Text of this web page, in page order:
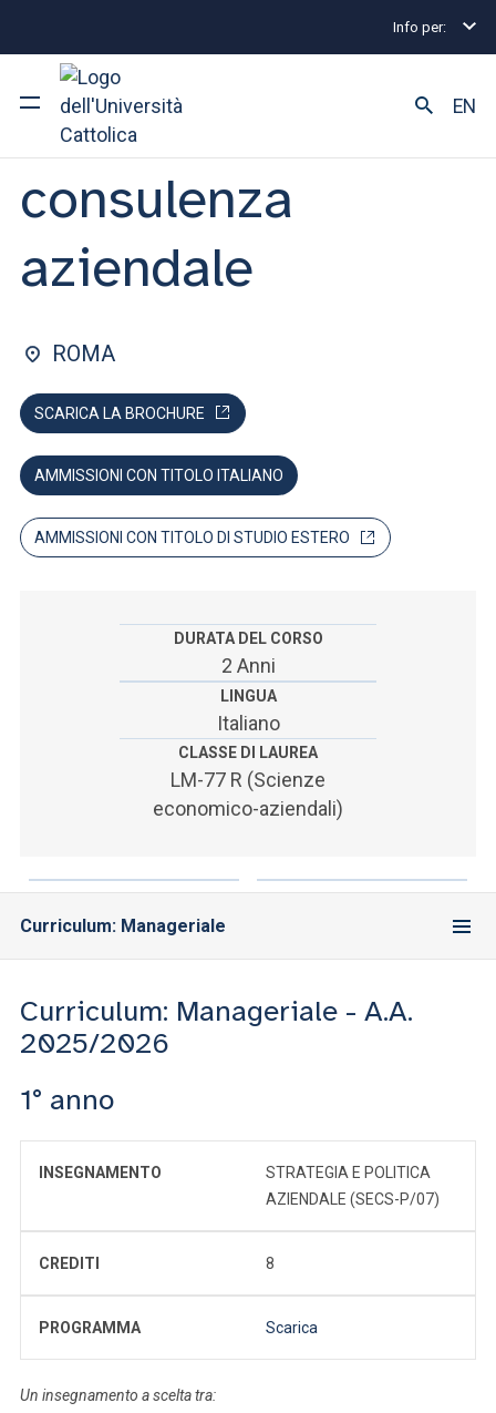
Info per:
Ateneo
Corsi di studio
Facoltà e campus
ACCEDI ALLA MAIL ICATT
SEI UN DOCENTE O UN MEMBRO DELLO STAFF
EN
Direzione e
FACOLTÀ DI: ECONOMIA
Direzione e
consulenza
aziendale
ROMA
SCARICA LA BROCHURE
AMMISSIONI CON TITOLO ITALIANO
AMMISSIONI CON TITOLO DI STUDIO ESTERO
DURATA DEL CORSO
2 Anni
LINGUA
Italiano
CLASSE DI LAUREA
LM-77 R (Scienze
economico-aziendali)
Curriculum: Manageriale
Curriculum: Manageriale - A.A.
2025/2026
1° anno
INSEGNAMENTO
STRATEGIA E POLITICA
AZIENDALE (SECS-P/07)
CREDITI 8
PROGRAMMA Scarica
Un insegnamento a scelta tra: